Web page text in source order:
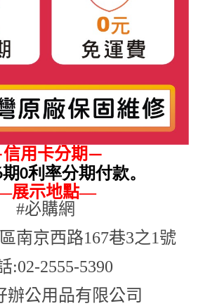
信用卡分期 —
0利率分期付款。
展示地點—
#必購網
南京西路167巷3之1號
:02-2555-5390
辦公用品有限公司